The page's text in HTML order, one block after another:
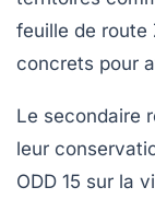
feuille de route
concrets pour
Le secondaire
leur
ODD 15 sur la